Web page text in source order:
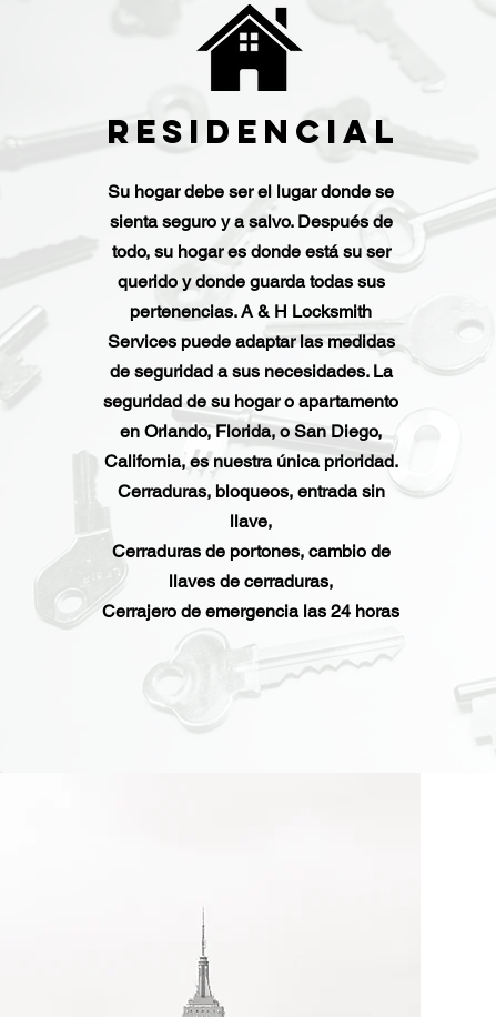
Residencial
Su hogar debe ser el lugar donde se
sienta seguro y a salvo. Después de
todo, su hogar es donde está su ser
querido y donde guarda todas sus
pertenencias. A & H Locksmith
Services puede adaptar las medidas
de seguridad a sus necesidades. La
seguridad de su hogar o apartamento
en Orlando, Florida, o San Diego,
California, es nuestra única prioridad.
Cerraduras, bloqueos, entrada sin
llave,
Cerraduras de portones, cambio de
llaves de cerraduras,
Cerrajero de emergencia las 24 horas